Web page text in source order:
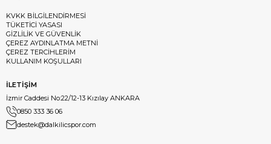
KVKK BİLGİLENDİRMESİ
TÜKETİCİ YASASI
GİZLİLİK VE GÜVENLİK
ÇEREZ AYDINLATMA METNİ
ÇEREZ TERCİHLERİM
KULLANIM KOŞULLARI
İLETİŞİM
İzmir Caddesi No:22/12-13 Kızılay ANKARA
0850 333 36 06
destek@dalkilicspor.com